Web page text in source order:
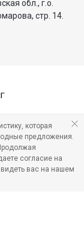
обл., г.о.
стр. 14.
которая
предложения.
согласие на
вас на нашем